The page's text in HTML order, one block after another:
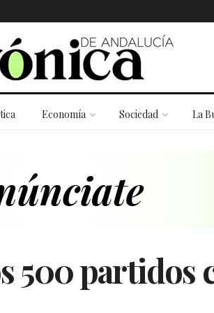
Economía Sociedad La
500 partidos